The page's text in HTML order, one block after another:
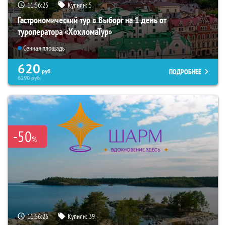
11:56:24 Купили:5
Гастрономический тур в Выборг на 1 день от
туроператора «ХохломаТур»
Сенная площадь
620 руб.
6290руб.
ПОДРОБНЕЕ
-50%
11:56:24 Купили:39